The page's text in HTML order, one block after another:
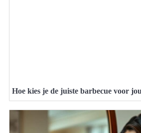
Hoe kies je de juiste barbecue voor